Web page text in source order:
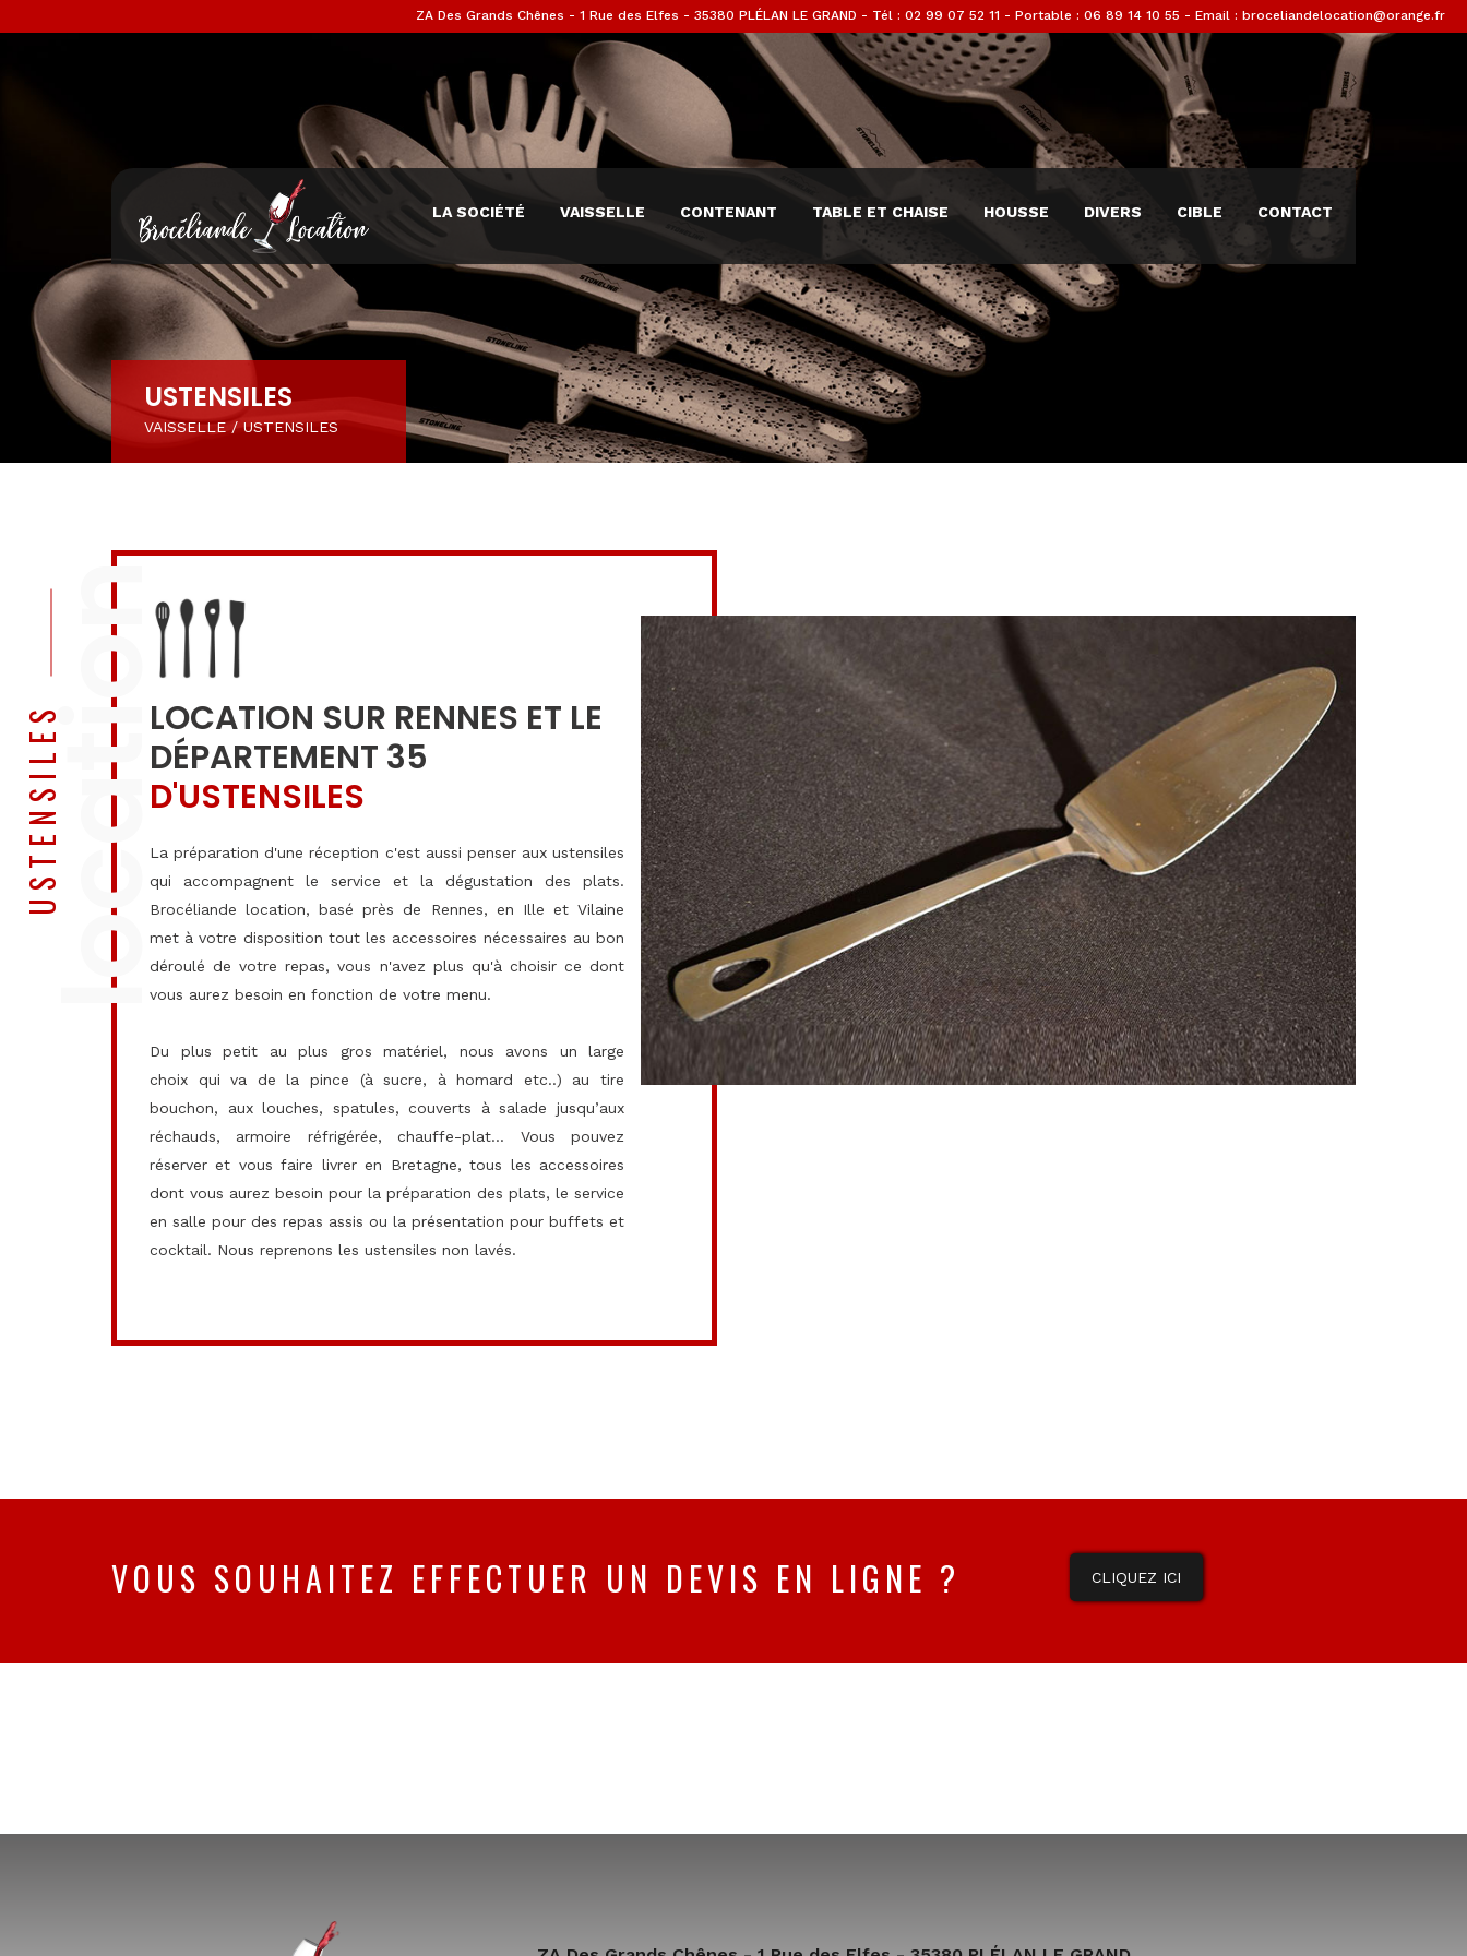
ZA Des Grands Chênes - 1 Rue des Elfes - 35380 PLÉLAN LE GRAND - Tél : 02 99 07 52 11 - Portable : 06 89 14 10 55 - Email : broceliandelocation@orange.fr
LA SOCIÉTÉ VAISSELLE CONTENANT TABLE ET CHAISE HOUSSE DIVERS CIBLE CONTACT
USTENSILES
VAISSELLE/USTENSILES
location
USTENSILES
LOCATION SUR RENNES ET LE
DÉPARTEMENT 35
D'USTENSILES
La préparation d'une réception c'est aussi penser aux ustensiles
qui accompagnent le service et la dégustation des plats.
Brocéliande location, basé près de Rennes, en Ille et Vilaine
met à votre disposition tout les accessoires nécessaires au bon
déroulé de votre repas, vous n'avez plus qu'à choisir ce dont
vous aurez besoin en fonction de votre menu.
Du plus petit au plus gros matériel, nous avons un large
choix qui va de la pince (à sucre, à homard etc..) au tire
bouchon, aux louches, spatules, couverts à salade jusqu’aux
réchauds, armoire réfrigérée, chauffe-plat... Vous pouvez
réserver et vous faire livrer en Bretagne, tous les accessoires
dont vous aurez besoin pour la préparation des plats, le service
en salle pour des repas assis ou la présentation pour buffets et
cocktail. Nous reprenons les ustensiles non lavés.
VOUS SOUHAITEZ EFFECTUER UN DEVIS EN LIGNE ? CLIQUEZ ICI